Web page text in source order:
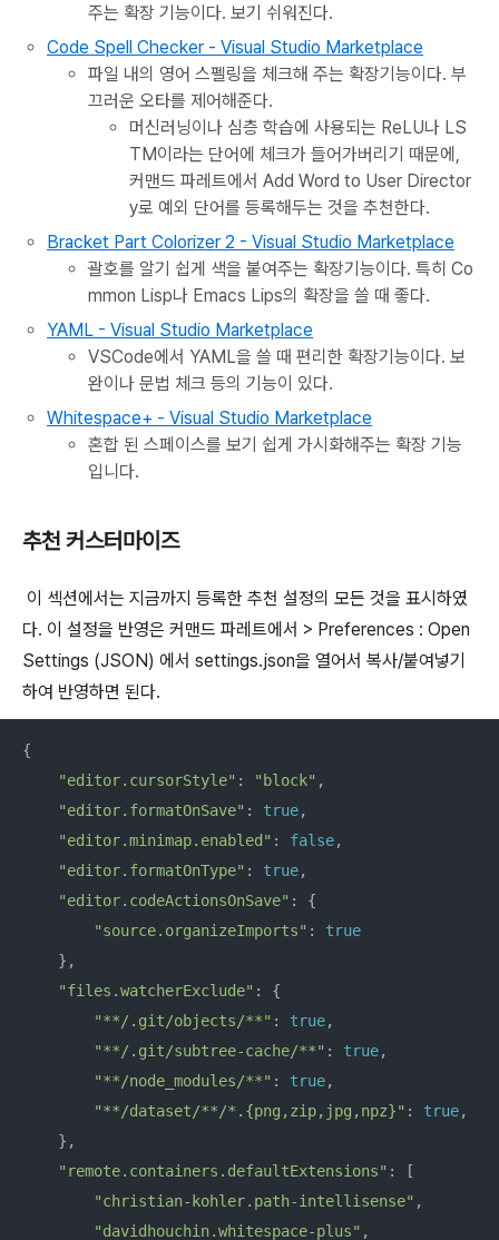
주는 확장 기능이다. 보기 쉬워진다.
Code Spell Checker - Visual Studio Marketplace
파일 내의 영어 스펠링을 체크해 주는 확장기능이다. 부
끄러운 오타를 제어해준다.
머신러닝이나 심층 학습에 사용되는 ReLU나 LS
TM이라는 단어에 체크가 들어가버리기 때문에,
커맨드 파레트에서 Add Word to User Director
y로 예외 단어를 등록해두는 것을 추천한다.
Bracket Part Colorizer 2 - Visual Studio Marketplace
괄호를 알기 쉽게 색을 붙여주는 확장기능이다. 특히 Co
mmon Lisp나 Emacs Lips의 확장을 쓸 때 좋다.
YAML - Visual Studio Marketplace
VSCode에서 YAML을 쓸 때 편리한 확장기능이다. 보
완이나 문법 체크 등의 기능이 있다.
Whitespace+ - Visual Studio Marketplace
혼합 된 스페이스를 보기 쉽게 가시화해주는 확장 기능
입니다.
추천 커스터마이즈
이 섹션에서는 지금까지 등록한 추천 설정의 모든 것을 표시하였
다. 이 설정을 반영은 커맨드 파레트에서 > Preferences : Open
Settings (JSON) 에서 settings.json을 열어서 복사/붙여넣기
하여 반영하면 된다.
{
"editor.cursorStyle" : "block" ,
"editor.formatOnSave" : true,
"editor.minimap.enabled" : false,
"editor.formatOnType" : true,
"editor.codeActionsOnSave" : {
"source.organizeImports" : true
    },
"files.watcherExclude" : {
"**/.git/objects/**" : true,
"**/.git/subtree-cache/**" : true,
"**/node_modules/**" : true,
"**/dataset/**/*.{png,zip,jpg,npz}" : true,
    },
"remote.containers.defaultExtensions" : [
"christian-kohler.path-intellisense" ,
"davidhouchin.whitespace-plus" ,